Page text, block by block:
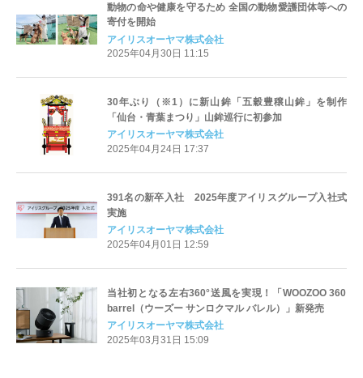
動物の命や健康を守るため 全国の動物愛護団体等への
寄付を開始
アイリスオーヤマ株式会社
2025年04月30日 11:15
30年ぶり（※1）に新山鉾「五穀豊穣山鉾」を制作
「仙台・青葉まつり」山鉾巡行に初参加
アイリスオーヤマ株式会社
2025年04月24日 17:37
391名の新卒入社 2025年度アイリスグループ入社式
実施
アイリスオーヤマ株式会社
2025年04月01日 12:59
当社初となる左右360°送風を実現！「WOOZOO 360
barrel（ウーズー サンロクマル バレル）」新発売
アイリスオーヤマ株式会社
2025年03月31日 15:09